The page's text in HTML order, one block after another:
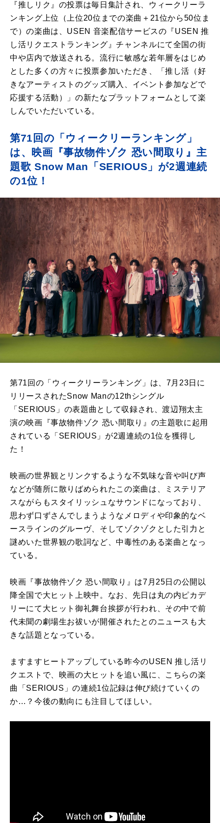
『推しリク』の投票は毎日集計され、ウィークリーラ
ンキング上位（上位20位までの楽曲＋21位から50位ま
で）の楽曲は、USEN 音楽配信サービスの『USEN 推
し活リクエストランキング』チャンネルにて全国の街
中や店内で放送される。流行に敏感な若年層をはじめ
とした多くの方々に投票参加いただき、「推し活（好
きなアーティストのグッズ購入、イベント参加などで
応援する活動）」の新たなプラットフォームとして楽
しんでいただいている。
第71回の「ウィークリーランキング」
は、映画『事故物件ゾク 恐い間取り』主
題歌 Snow Man「SERIOUS」が2週連続
の1位！
第71回の「ウィークリーランキング」は、7月23日に
リリースされたSnow Manの12thシングル
「SERIOUS」の表題曲として収録され、渡辺翔太主
演の映画『事故物件ゾク 恐い間取り』の主題歌に起用
されている「SERIOUS」が2週連続の1位を獲得し
た！
映画の世界観とリンクするような不気味な音や叫び声
などが随所に散りばめられたこの楽曲は、ミステリア
スながらもスタイリッシュなサウンドになっており、
思わず口ずさんでしまうようなメロディや印象的なベ
ースラインのグルーヴ、そしてゾクゾクとした引力と
謎めいた世界観の歌詞など、中毒性のある楽曲となっ
ている。
映画『事故物件ゾク 恐い間取り』は7月25日の公開以
降全国で大ヒット上映中。なお、先日は丸の内ピカデ
リーにて 大ヒット御礼舞台挨拶が行われ、その中で前
代未聞の劇場生お祓いが開催されたとのニュースも大
きな話題となっている。
ますますヒートアップしている昨今のUSEN 推し活リ
クエストで、映画の大ヒットを追い風に、こちらの楽
曲「SERIOUS」の連続1位記録は伸び続けていくの
か…？今後の動向にも注目してほしい。